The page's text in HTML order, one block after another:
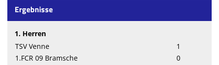
Ergebnisse
1. Herren
TSV Venne
1
1.FCR 09 Bramsche
0